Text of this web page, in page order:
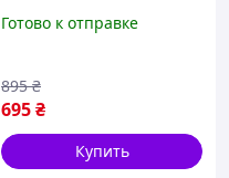
музыки 2в1 Bluetooth
голоса
Готово к отправке
695₴
895 ₴
Купить